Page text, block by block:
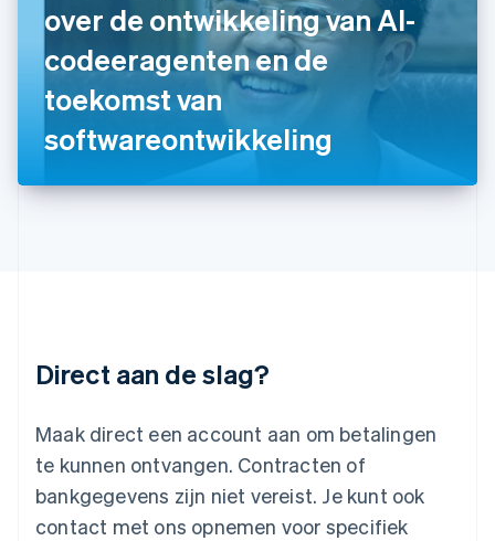
over de ontwikkeling van AI-
codeeragenten en de
toekomst van
softwareontwikkeling
Direct aan de slag?
Maak direct een account aan om betalingen
te kunnen ontvangen. Contracten of
bankgegevens zijn niet vereist. Je kunt ook
contact met ons opnemen voor specifiek
日本語 English
Kroatië
EnglishItaliano
Letland
English
Liechtenstein
Litouwen
Mexico
Español English
NederlandsEnglish
Nieuw-Zeeland
English
Noorwegen
English